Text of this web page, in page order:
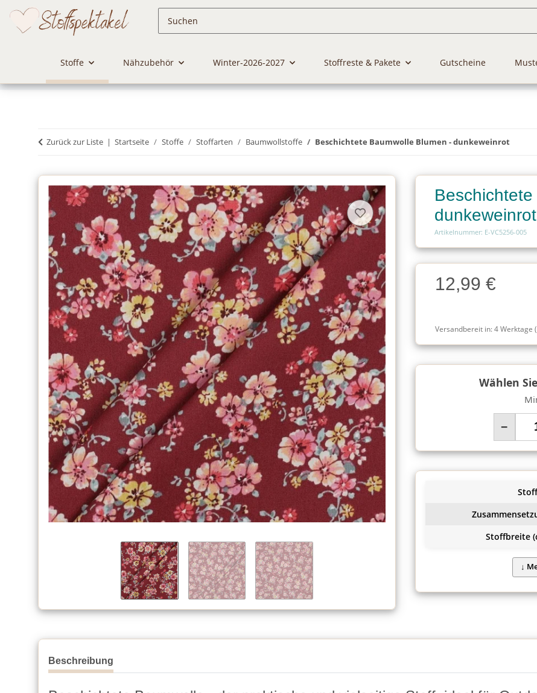
Stoffe Nähzubehör Winter-2026-2027 Stoffreste & Pakete Gutscheine
Zurück zur Liste Startseite Stoffe Stoffarten Baumwollstoffe Beschichtete Baumwolle Blumen - dunkeweinrot
dunkeweinrot
Artikelnummer: E-VC5256-005
Charge
Charge12,99 €
Versandbereit in:4 Werktage
Wählen
−
Stoffbreite
Beschreibung